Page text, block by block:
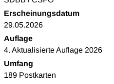
Erscheinungsdatum
29.05.2026
Auflage
4. Aktualisierte Auflage 2026
Umfang
189 Postkarten